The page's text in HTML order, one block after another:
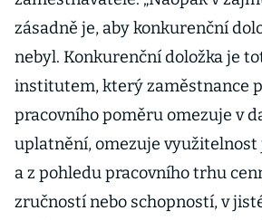
zásadně je, aby konkurenční
nebyl. Konkurenční doložka je
institutem, který zaměstnance
pracovního poměru omezuje v
uplatnění, omezuje využitelnost
a z pohledu pracovního trhu
zručností nebo schopností, v